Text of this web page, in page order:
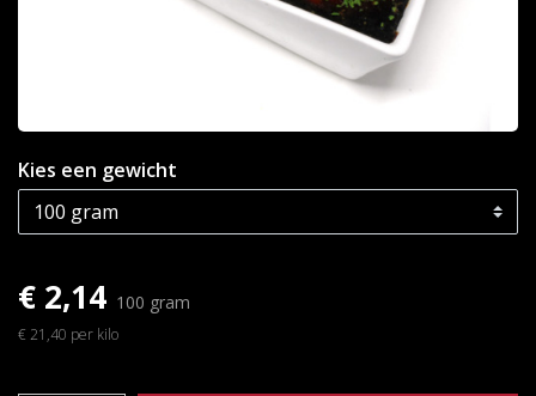
Kies een gewicht
€ 2,14 100 gram
€ 21,40 per kilo